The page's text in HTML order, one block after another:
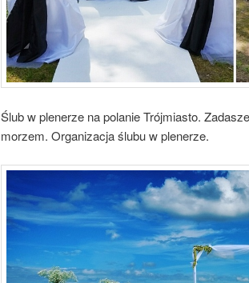
Ślub w plenerze na polanie Trójmiasto.
morzem. Organizacja ślubu w plenerze.